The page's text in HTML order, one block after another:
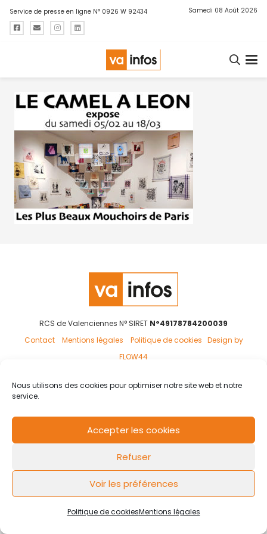
Nous utilisons des cookies pour optimiser notre site web et notre
service.
Accepter les cookies
Refuser
Voir les préférences
Politique de cookiesMentions légales
Service de presse en ligne N° 0926 W 92434 Samedi 08 Août 2026
RCS de Valenciennes N° SIRET N°49178784200039
Contact
Mentions légales Politique de cookies Design by
FLOW44